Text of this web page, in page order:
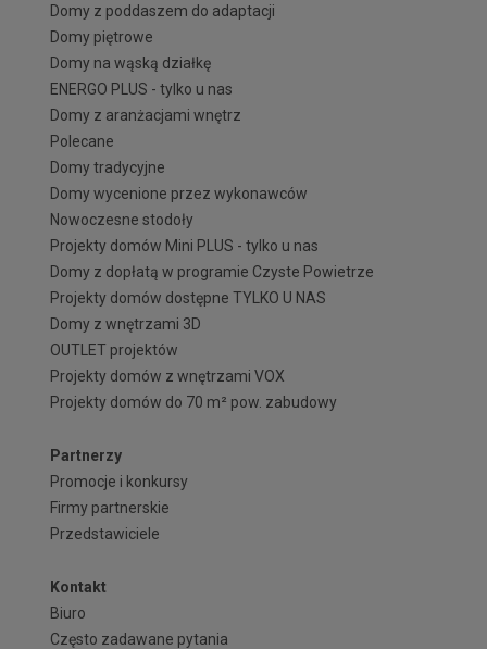
Domy z poddaszem do adaptacji
Domy piętrowe
Domy na wąską działkę
ENERGO PLUS - tylko u nas
Domy z aranżacjami wnętrz
Polecane
Domy tradycyjne
Domy wycenione przez wykonawców
Nowoczesne stodoły
Projekty domów Mini PLUS - tylko u nas
Domy z dopłatą w programie Czyste Powietrze
Projekty domów dostępne TYLKO U NAS
Domy z wnętrzami 3D
OUTLET projektów
Projekty domów z wnętrzami VOX
Projekty domów do 70 m² pow. zabudowy
Partnerzy
Promocje i konkursy
Firmy partnerskie
Przedstawiciele
Kontakt
Biuro
Często zadawane pytania